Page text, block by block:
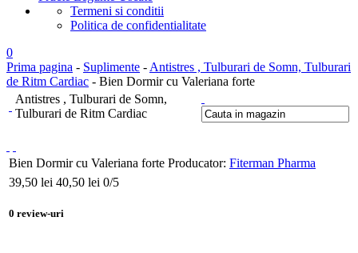
Termeni si conditii
Politica de confidentialitate
0
Prima pagina - Suplimente - Antistres , Tulburari de Somn, Tulburari
de Ritm Cardiac - Bien Dormir cu Valeriana forte
Antistres , Tulburari de Somn,
Tulburari de Ritm Cardiac
Bien Dormir cu Valeriana forte Producator: Fiterman Pharma
39,50 lei 40,50 lei 0/5
0 review-uri